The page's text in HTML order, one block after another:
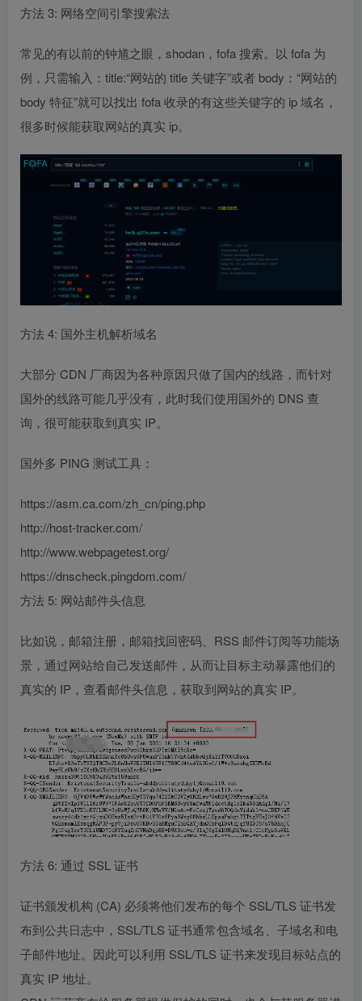
方法 3: 网络空间引擎搜索法
常见的有以前的钟馗之眼，shodan，fofa 搜索。以 fofa 为
例，只需输入：title:“网站的 title 关键字”或者 body：“网站的
body 特征”就可以找出 fofa 收录的有这些关键字的 ip 域名，
很多时候能获取网站的真实 ip。
方法 4: 国外主机解析域名
大部分 CDN 厂商因为各种原因只做了国内的线路，而针对
国外的线路可能几乎没有，此时我们使用国外的 DNS 查
询，很可能获取到真实 IP。
国外多 PING 测试工具：
https://asm.ca.com/zh_cn/ping.php
http://host-tracker.com/
http://www.webpagetest.org/
https://dnscheck.pingdom.com/
方法 5: 网站邮件头信息
比如说，邮箱注册，邮箱找回密码、RSS 邮件订阅等功能场
景，通过网站给自己发送邮件，从而让目标主动暴露他们的
真实的 IP，查看邮件头信息，获取到网站的真实 IP。
方法 6: 通过 SSL 证书
证书颁发机构 (CA) 必须将他们发布的每个 SSL/TLS 证书发
布到公共日志中，SSL/TLS 证书通常包含域名、子域名和电
子邮件地址。因此可以利用 SSL/TLS 证书来发现目标站点的
真实 IP 地址。